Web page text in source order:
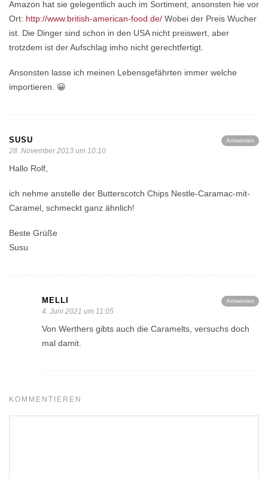
Amazon hat sie gelegentlich auch im Sortiment, ansonsten hie vor
Ort: http://www.british-american-food.de/ Wobei der Preis Wucher
ist. Die Dinger sind schon in den USA nicht preiswert, aber
trotzdem ist der Aufschlag imho nicht gerechtfertigt.
Ansonsten lasse ich meinen Lebensgefährten immer welche
importieren. 😀
Antworten
SUSU
28. November 2013 um 10:10
Hallo Rolf,
ich nehme anstelle der Butterscotch Chips Nestle-Caramac-mit-
Caramel, schmeckt ganz ähnlich!
Beste Grüße
Susu
Antworten
MELLI
4. Juni 2021 um 11:05
Von Werthers gibts auch die Caramelts, versuchs doch
mal damit.
KOMMENTIEREN